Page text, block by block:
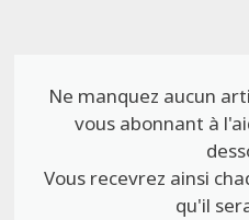
Ne manquez aucun
vous abonnant à
Vous recevrez ainsi
qu'il